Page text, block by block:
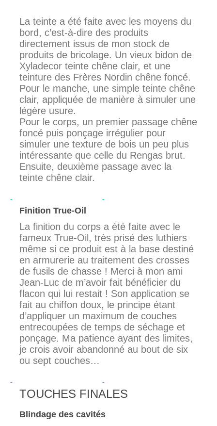
La teinte a été faite avec les moyens du
bord, c’est-à-dire des produits
directement issus de mon stock de
produits de bricolage. Un vieux bidon de
Xyladecor teinte chêne clair, et une
teinture des Frères Nordin chêne foncé.
Pour le manche, une simple teinte chêne
clair, appliquée de manière à simuler une
légère usure.
Pour le corps, un premier passage chêne
foncé puis ponçage irrégulier pour
simuler une texture de bois un peu plus
intéressante que celle du Rengas brut.
Ensuite, deuxième passage avec la
teinte chêne clair.
Finition True-Oil
La finition du corps a été faite avec le
fameux True-Oil, très prisé des luthiers
même si ce produit est à la base destiné
en armurerie au traitement des crosses
de fusils de chasse ! Merci à mon ami
Jean-Luc de m’avoir fait bénéficier du
flacon qui lui restait ! Son application se
fait au chiffon doux, le principe étant
d’appliquer un maximum de couches
entrecoupées de temps de séchage et
ponçage. Ma patience ayant des limites,
je crois avoir abandonné au bout de six
ou sept couches…
TOUCHES FINALES
Blindage des cavités